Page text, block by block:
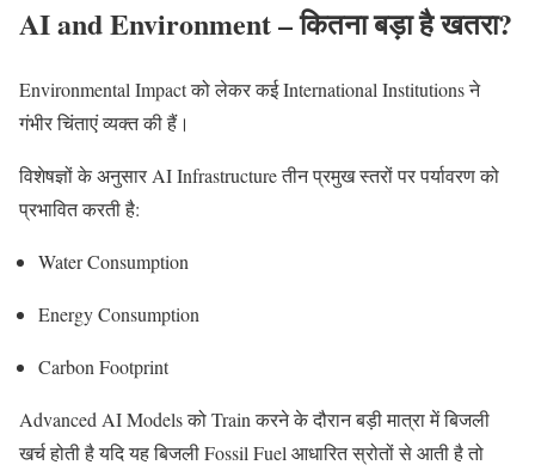
AI and Environment – कितना बड़ा है खतरा?
Environmental Impact को लेकर कई International Institutions ने
गंभीर चिंताएं व्यक्त की हैं।
विशेषज्ञों के अनुसार AI Infrastructure तीन प्रमुख स्तरों पर पर्यावरण को
प्रभावित करती है:
Water Consumption
Energy Consumption
Carbon Footprint
Advanced AI Models को Train करने के दौरान बड़ी मात्रा में बिजली
खर्च होती है यदि यह बिजली Fossil Fuel आधारित स्रोतों से आती है तो